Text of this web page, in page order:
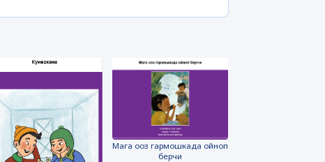
Мага ооз гармошкада ойноп
берчи